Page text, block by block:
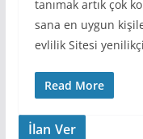
tanımak artık çok
sana en uygun
evlilik Sitesi
Read More
İlan Ver